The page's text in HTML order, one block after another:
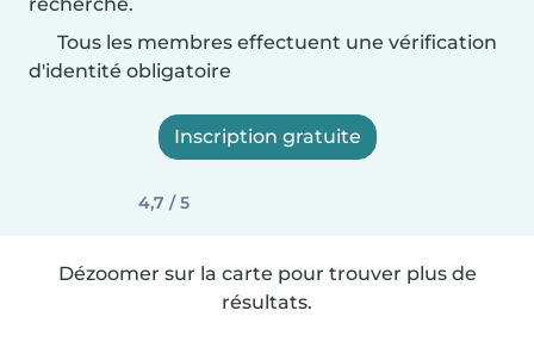
Tous les membres effectuent une vérification
d'identité obligatoire
Inscription gratuite
4,7 / 5
Dézoomer sur la carte pour trouver plus de
résultats.